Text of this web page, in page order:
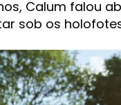
Calum falou
sob os